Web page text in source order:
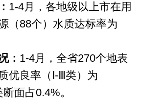
1-4月，各地级以上市在用
（88个）水质达标率为
： 1-4月，全省270个地表
优良率（Ⅰ-Ⅲ类）为
面占0.4%。